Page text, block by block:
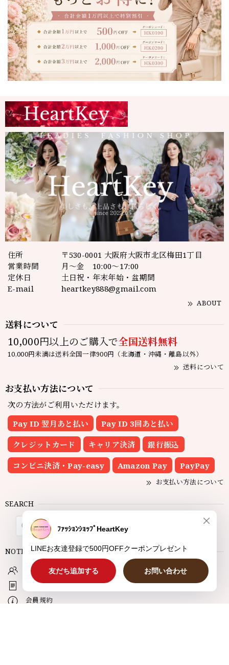
住所
〒530-0001 大阪府大阪市北区梅田1丁目
営業時間
月～金 10:00～17:00
定休日
土日祝・年末年始・盆期間
E-mail
heartkey888@gmail.com
ABOUT
送料について
10,000円以上のご購入で全国送料無料
10,000円未満は送料全国一律900円（北海道・沖縄・離島以外）
送料について
お支払い方法について
次の方法がご利用いただけます。
Pay ID 翌月あと払い
Pay ID 3回あと払い
クレジットカード キャリア決済 銀行振込
コンビニ決済・Pay-easy Amazon Pay PayPay
お支払い方法について
SEARCH
NOTICE
プライバシーポリシー
特定商取引法に基づく表記
会員規約